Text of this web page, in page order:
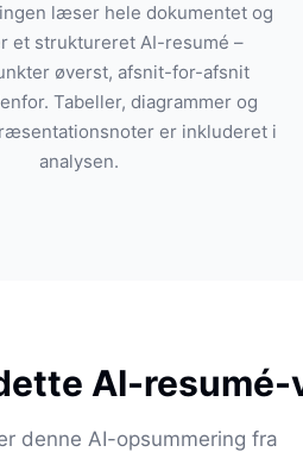
læser hele dokumentet og
et struktureret AI-resumé –
øverst, afsnit-for-afsnit
Tabeller, diagrammer og
er inkluderet i
analysen.
AI-
denne AI-opsummering fra